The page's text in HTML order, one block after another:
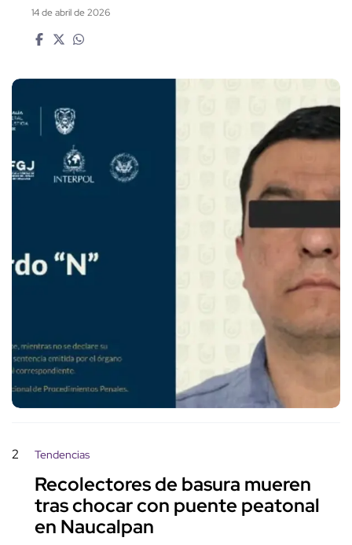
14 de abril de 2026
2 Tendencias
Recolectores de basura mueren
tras chocar con puente peatonal
en Naucalpan